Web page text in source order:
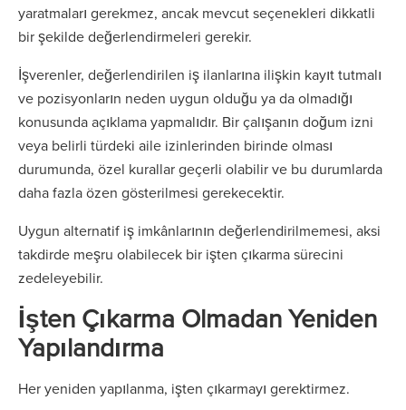
yaratmaları gerekmez, ancak mevcut seçenekleri dikkatli
bir şekilde değerlendirmeleri gerekir.
İşverenler, değerlendirilen iş ilanlarına ilişkin kayıt tutmalı
ve pozisyonların neden uygun olduğu ya da olmadığı
konusunda açıklama yapmalıdır. Bir çalışanın doğum izni
veya belirli türdeki aile izinlerinden birinde olması
durumunda, özel kurallar geçerli olabilir ve bu durumlarda
daha fazla özen gösterilmesi gerekecektir.
Uygun alternatif iş imkânlarının değerlendirilmemesi, aksi
takdirde meşru olabilecek bir işten çıkarma sürecini
zedeleyebilir.
İşten Çıkarma Olmadan Yeniden
Yapılandırma
Her yeniden yapılanma, işten çıkarmayı gerektirmez.